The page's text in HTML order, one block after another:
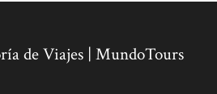
de Viajes | MundoTours